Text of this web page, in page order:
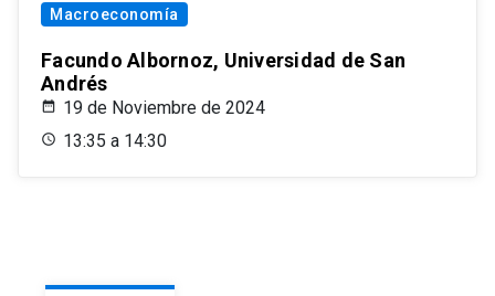
Macroeconomía
Facundo Albornoz, Universidad de San
Andrés
19 de Noviembre de 2024
13:35 a 14:30